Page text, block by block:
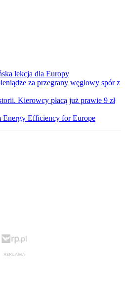
lekcja dla Europy
za przegrany węglowy spór z
Kierowcy płacą już prawie 9 zł
Energy Efficiency for Europe